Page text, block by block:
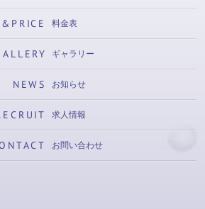
料金表
ギャラリー
NEWS お知らせ
求人情報
お問い合わせ